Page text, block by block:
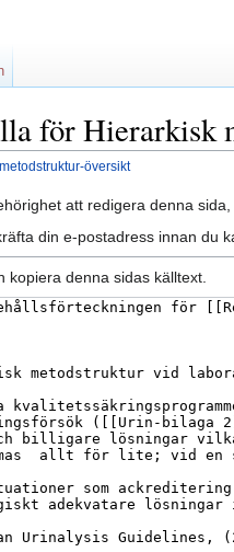
för Hierarkisk
översikt
att redigera denna
din e-postadress innan du
kopiera denna sidas källtext.